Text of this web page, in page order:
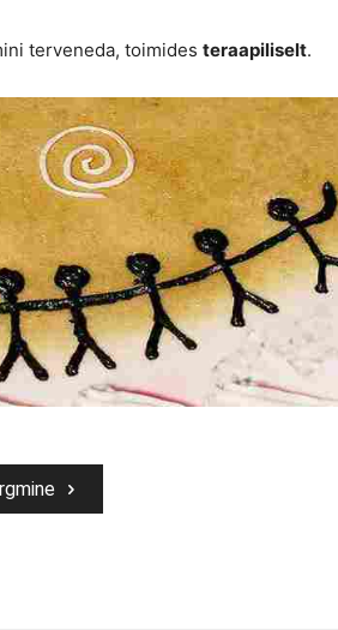
terveneda, toimides teraapiliselt.